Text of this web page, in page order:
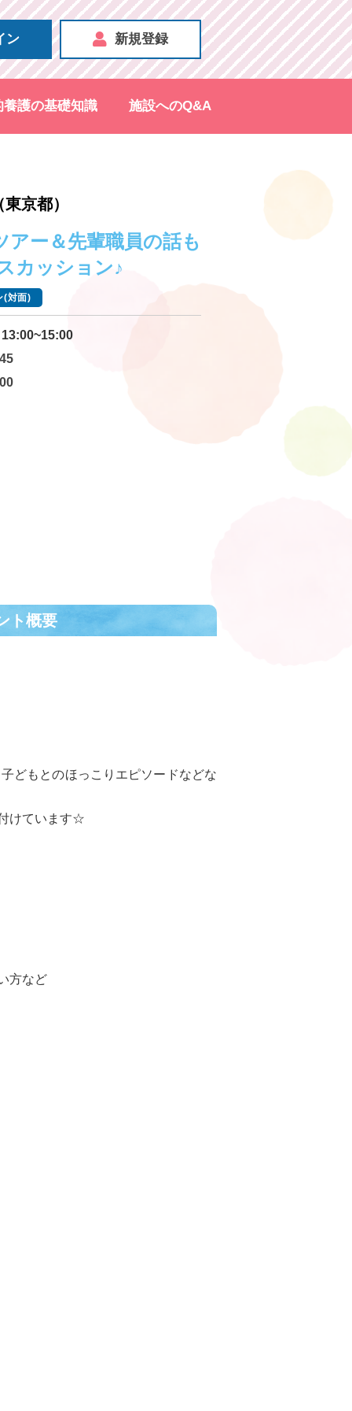
ン 新規登録
養護の基礎知識 施設へのQ&A
京都）
アー＆先輩職員の話も
カッション♪
(対面)
ト概要
どもとのほっこりエピソードなどな
けています☆
方など